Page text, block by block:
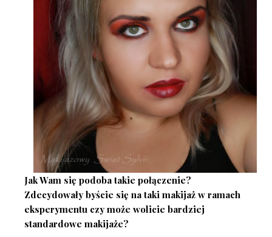
Jak Wam się podoba takie połączenie?
Zdecydowały byście się na taki makijaż w ramach
eksperymentu czy może wolicie bardziej
standardowe makijaże?